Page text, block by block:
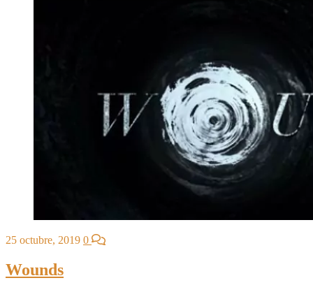
25 octubre, 2019 0
Wounds